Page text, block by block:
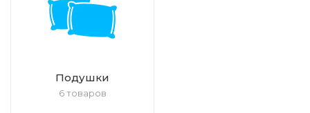
Подушки
6 товаров